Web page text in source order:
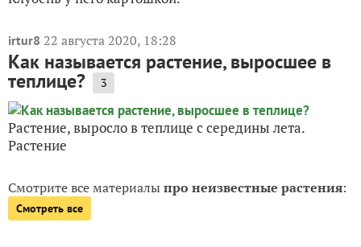
irtur8 22 августа 2020, 18:28
Как называется растение, выросшее в
теплице? 3
Растение, выросло в теплице с середины лета.
Растение
Смотрите все материалыпро неизвестные растения:
Смотреть все